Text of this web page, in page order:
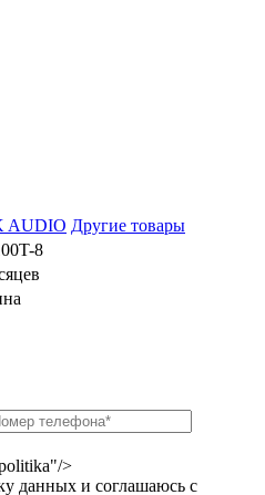
AUDIO Другие товары
8
>
данных и соглашаюсь с